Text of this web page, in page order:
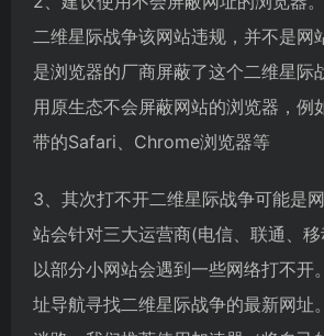
二维星际战争该网站违规，并不是网
是浏览器的厂商屏蔽了这个二维星际
用原生态不会屏蔽网站的浏览器，例
带的Safari、Chrome浏览器等
3、其次打不开二维星际战争可能是
站会针对三大运营商(电信、联通、
以部分小网站会遇到一些网络打不开
址导航寻找二维星际战争的最新网址